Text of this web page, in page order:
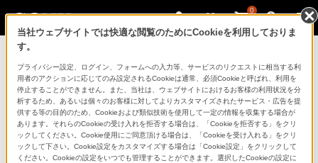
0
ソニーストアのご利用ガイド
ご利用ガイドでは、ソニーストアのご利用方法・サービ
スに関しまとめてご案内しております。
ご利用の前に
当社ウェブサイトでは快適な閲覧のためにCookieを利用しておりま
す。
プライバシー設定、ログイン、フォームへの入力等、サービスのリクエストに相当する利
用者のアクションに応じてのみ設定されるCookieは通常、必須Cookieと呼ばれ、利用を
停止することができません。また、当社は、ウェブサイトにおけるお客様の利用状況を分
析するため、あるいは個々のお客様に対してよりカスタマイズされたサービス・広告を提
供する等の目的のため、Cookieおよび類似技術を使用して一定の情報を収集する場合が
あります。それらのCookieの受け入れを拒否する場合は、「Cookieを拒否する」をクリ
ックしてください。Cookie使用にご同意頂ける場合は、「Cookieを受け入れる」をクリ
ックして下さい。Cookie設定をカスタマイズする場合は「Cookie設定」をクリックして
ください。Cookieの設定をいつでも管理することができます。選択したCookieの設定に